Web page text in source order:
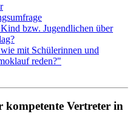
bzw. Jugendlichen über
mit Schülerinnen und
reden?"
Vertreter in